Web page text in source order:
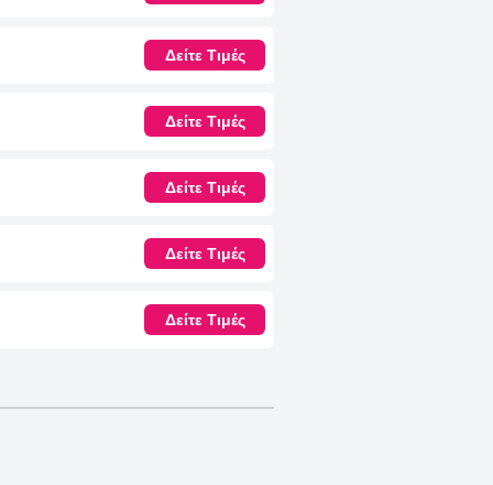
Δείτε Τιμές
Δείτε Τιμές
Δείτε Τιμές
Δείτε Τιμές
Δείτε Τιμές